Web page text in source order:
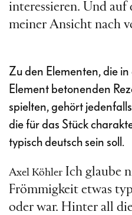
interessieren. Und auf
meiner Ansicht nach
Zu den Elementen, die
Element betonenden
spielten, gehört
die für das Stück
typisch deutsch sein soll.
Axel Köhler Ich glaube
Frömmigkeit etwas
oder war. Hinter all